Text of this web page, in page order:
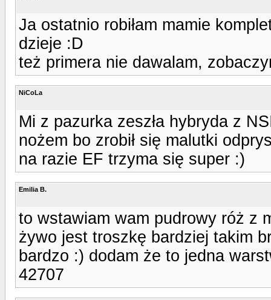
Ja ostatnio robiłam mamie
dzieje :D
też primera nie dawalam,
NiCoLa
Mi z pazurka zeszła hybryda z
nożem bo zrobił się malutki
na razie EF trzyma się super :)
Emilia B.
to wstawiam wam pudrowy róż z
żywo jest troszkę bardziej takim
bardzo :) dodam że to jedna
42707